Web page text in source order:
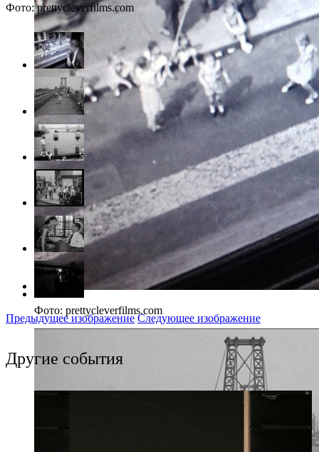
Фото: prettycleverfilms.com
Фото: prettycleverfilms.com
Предыдущее изображение Следующее изображение
Другие события